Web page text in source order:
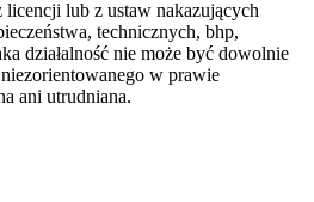
lub z ustaw nakazujących
technicznych, bhp,
działalność nie może być dowolnie
w prawie
ani utrudniana.